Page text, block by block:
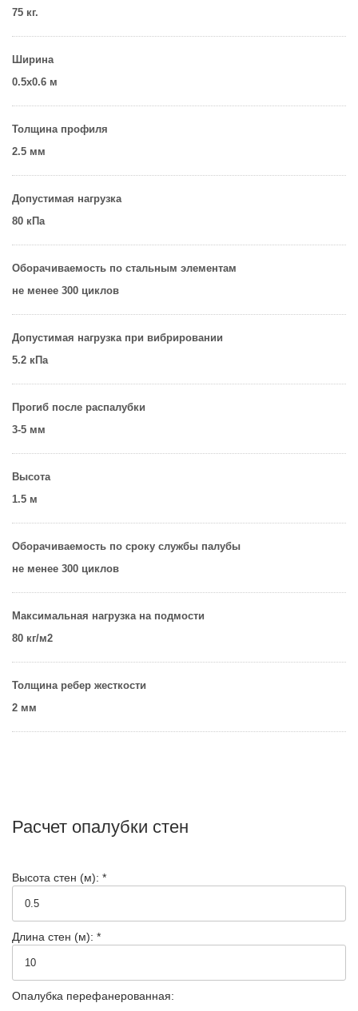
75 кг.
Ширина
0.5х0.6 м
Толщина профиля
2.5 мм
Допустимая нагрузка
80 кПа
Оборачиваемость по стальным элементам
не менее 300 циклов
Допустимая нагрузка при вибрировании
5.2 кПа
Прогиб после распалубки
3-5 мм
Высота
1.5 м
Оборачиваемость по сроку службы палубы
не менее 300 циклов
Максимальная нагрузка на подмости
80 кг/м2
Толщина ребер жесткости
2 мм
Расчет опалубки стен
Высота стен (м): *
Длина стен (м): *
Опалубка перефанерованная: